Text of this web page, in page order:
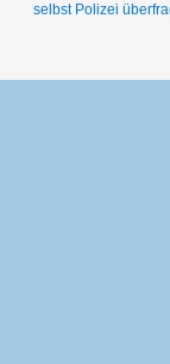
selbst Polizei